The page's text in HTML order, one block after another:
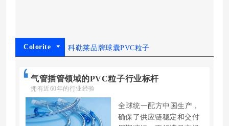
Colorite 科勒莱品牌球囊PVC粒子
气管插管领域的PVC粒子行业标杆
拥有近60年的行业经验
全球统一配方中国生产，
确保了供应链稳定和交付